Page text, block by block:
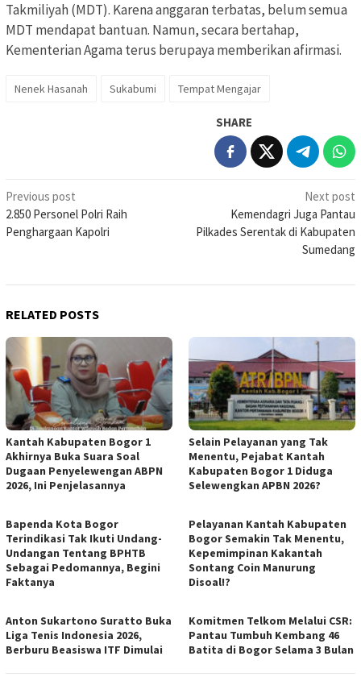
Takmiliyah (MDT). Karena anggaran terbatas, belum semua
MDT mendapat bantuan. Namun, secara bertahap,
Kementerian Agama terus berupaya memberikan afirmasi.
Nenek Hasanah Sukabumi Tempat Mengajar
SHARE
Post
navigation
Previous post
2.850 Personel Polri Raih
Penghargaan Kapolri
Next post
Kemendagri Juga Pantau
Pilkades Serentak di Kabupaten
Sumedang
RELATED POSTS
Kantah Kabupaten Bogor 1
Akhirnya Buka Suara Soal
Dugaan Penyelewengan ABPN
2026, Ini Penjelasannya
Selain Pelayanan yang Tak
Menentu, Pejabat Kantah
Kabupaten Bogor 1 Diduga
Selewengkan APBN 2026?
Bapenda Kota Bogor
Terindikasi Tak Ikuti Undang-
Undangan Tentang BPHTB
Sebagai Pedomannya, Begini
Faktanya
Pelayanan Kantah Kabupaten
Bogor Semakin Tak Menentu,
Kepemimpinan Kakantah
Sontang Coin Manurung
Disoal!?
Anton Sukartono Suratto Buka
Liga Tenis Indonesia 2026,
Berburu Beasiswa ITF Dimulai
Komitmen Telkom Melalui CSR:
Pantau Tumbuh Kembang 46
Batita di Bogor Selama 3 Bulan